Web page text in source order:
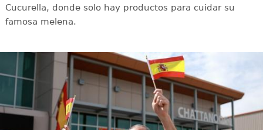
Cucurella, donde solo hay productos para cuidar su
famosa melena.